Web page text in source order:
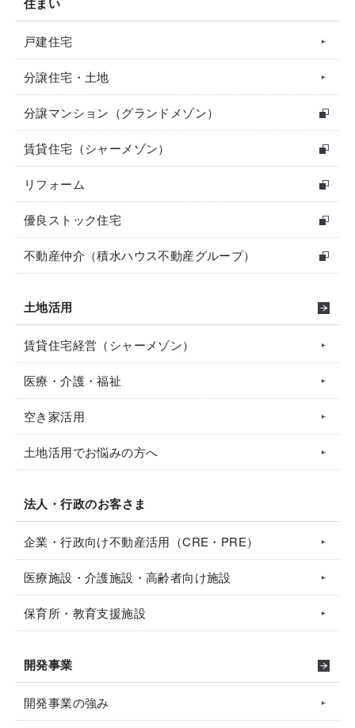
戸建住宅
分譲住宅・土地
分譲マンション（グランドメゾン）
賃貸住宅（シャーメゾン）
リフォーム
優良ストック住宅
不動産仲介（積水ハウス不動産グループ）
土地活用
賃貸住宅経営（シャーメゾン）
医療・介護・福祉
空き家活用
土地活用でお悩みの方へ
法人・行政のお客さま
企業・行政向け不動産活用（CRE・PRE）
医療施設・介護施設・高齢者向け施設
保育所・教育支援施設
開発事業
開発事業の強み